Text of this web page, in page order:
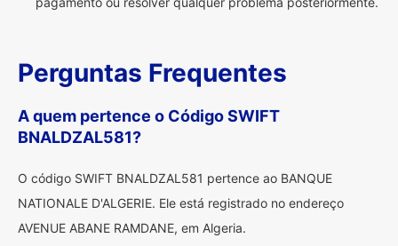
Perguntas Frequentes
A quem pertence o Código SWIFT
BNALDZAL581?
O código SWIFT BNALDZAL581 pertence ao BANQUE
NATIONALE D'ALGERIE. Ele está registrado no endereço
AVENUE ABANE RAMDANE, em Algeria.